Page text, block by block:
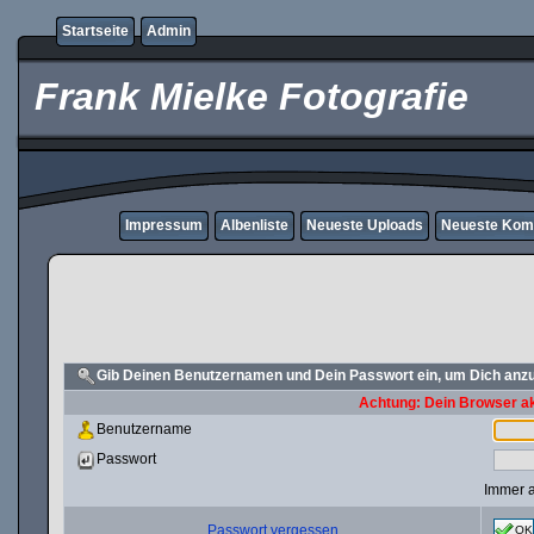
Startseite Admin
Frank Mielke Fotografie
Impressum Albenliste Neueste Uploads Neueste
Gib Deinen Benutzernamen und Dein Passwort ein, um Dich
Achtung: Dein Browser
Benutzername
Passwort
Immer
Passwort vergessen OK